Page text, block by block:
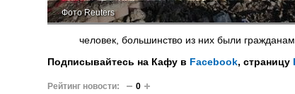
Фото Reuters
человек, большинство из них были
Подписывайтесь на Кафу в Facebook, страницу
Рейтинг новости: 0